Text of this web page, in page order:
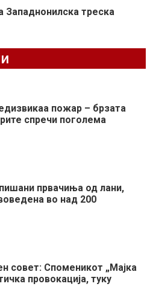
Западнонилска треска
пожар – брзата
спречи поголема
првачиња од лани,
во над 200
совет: Споменикот „Мајка
провокација, туку